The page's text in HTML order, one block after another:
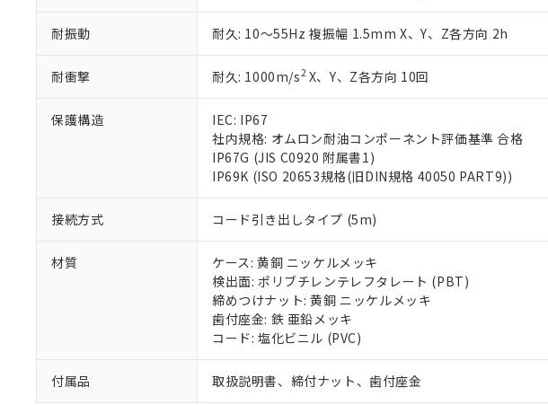
耐振動 耐久: 10～55Hz 複振幅 1.5mm X、Y、Z各方向 2h
耐衝撃 耐久: 1000m/s2X、Y、Z各方向 10回
保護構造
IEC: IP67
社内規格: オムロン耐油コンポーネント評価基準 合格
IP67G (JIS C0920 附属書1)
IP69K (ISO 20653規格(旧DIN規格 40050 PART9))
接続方式 コード引き出しタイプ (5m)
材質
ケース: 黄銅 ニッケルメッキ
検出面: ポリブチレンテレフタレート (PBT)
締めつけナット: 黄銅 ニッケルメッキ
歯付座金: 鉄 亜鉛メッキ
コード: 塩化ビニル (PVC)
付属品 取扱説明書、締付ナット、歯付座金